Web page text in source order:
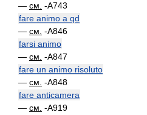
— см. -A743
fare animo a qd
— см. -A846
farsi animo
— см. -A847
fare un animo risoluto
— см. -A848
fare anticamera
— см. -A919